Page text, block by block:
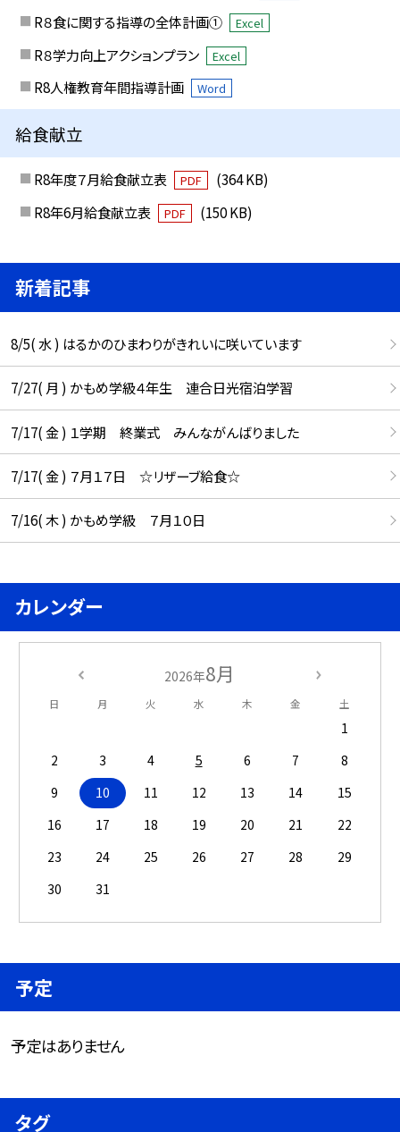
R８食に関する指導の全体計画① Excel
R８学力向上アクションプラン Excel
R8人権教育年間指導計画 Word
給食献立
R8年度７月給食献立表 PDF
(364 KB)
R8年6月給食献立表
PDF (150 KB)
新着記事
8/5( 水 ) はるかのひまわりがきれいに咲いています
7/27( 月 ) かもめ学級４年生 連合日光宿泊学習
7/17( 金 ) １学期 終業式 みんながんばりました
7/17( 金 ) ７月１７日 ☆リザーブ給食☆
7/16( 木 ) かもめ学級 ７月１０日
カレンダー
2026年8月
日 月 火 水 木 金 土
1
2
3 4 5 6 7
8
9
10 11 12 13 14
15
16
17 18 19 20 21
22
23
24 25 26 27 28
29
30
31
予定
予定はありません
タグ